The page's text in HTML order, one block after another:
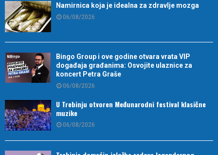
Namirnica koja je idealna za zdravlje mozga
06/08/2026
Bingo Group i ove godine otvara vrata VIP
događaja građanima: Osvojite ulaznice za
koncert Petra Graše
06/08/2026
U Trebinju otvoren Međunarodni festival klasične
muzike
06/08/2026